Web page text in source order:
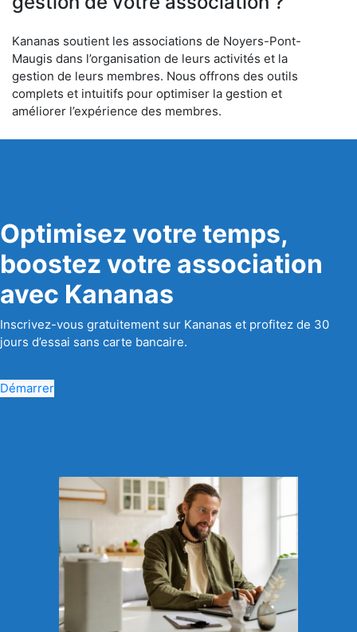
Kananas soutient les associations de Noyers-Pont-
Maugis dans l’organisation de leurs activités et la
gestion de leurs membres. Nous offrons des outils
complets et intuitifs pour optimiser la gestion et
améliorer l’expérience des membres.
Optimisez votre temps,
boostez votre association
avec Kananas
Inscrivez-vous gratuitement sur Kananas et profitez de 30
jours d’essai sans carte bancaire.
Démarrer